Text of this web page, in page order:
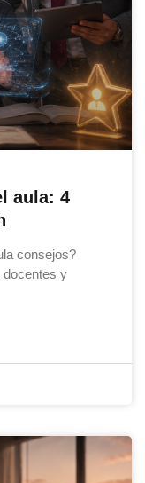
aula: 4
consejos?
docentes y